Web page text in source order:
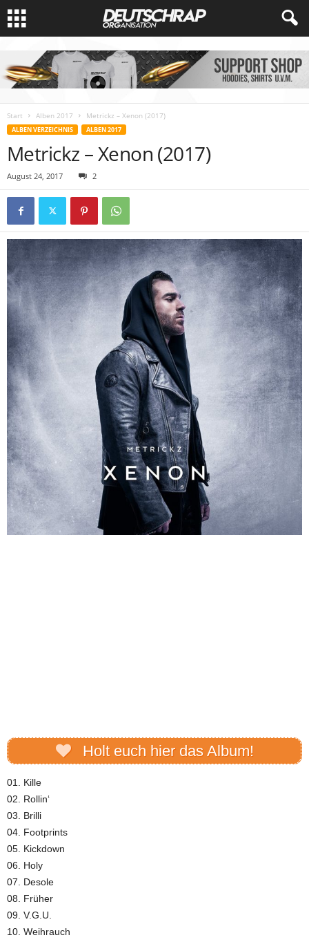
Start Alben 2017 Metrickz – Xenon (2017)
ALBEN VERZEICHNIS ALBEN 2017
Metrickz – Xenon (2017)
August 24, 2017 2
Holt euch hier das Album!
01. Kille
02. Rollin‘
03. Brilli
04. Footprints
05. Kickdown
06. Holy
07. Desole
08. Früher
09. V.G.U.
10. Weihrauch